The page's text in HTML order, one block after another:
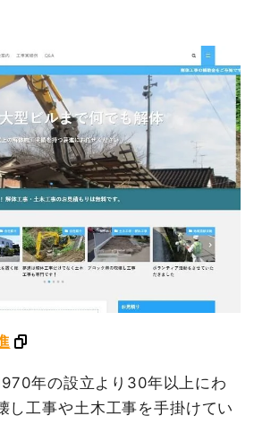
年の設立より30年以上にわ
し工事や土木工事を手掛けてい